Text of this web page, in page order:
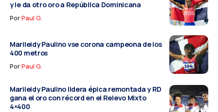
y le da otro oro a República Dominicana
PorPaul G.
Marileidy Paulino vse corona campeona de los
400 metros
PorPaul G.
Marileidy Paulino lidera épica remontada y RD
gana el oro con récord en el Relevo Mixto
4×400